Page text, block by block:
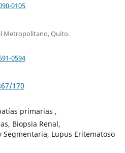
0105
Metropolitano, Quito.
0594
170
primarias ,
Biopsia Renal,
Segmentaria, Lupus Eritematoso